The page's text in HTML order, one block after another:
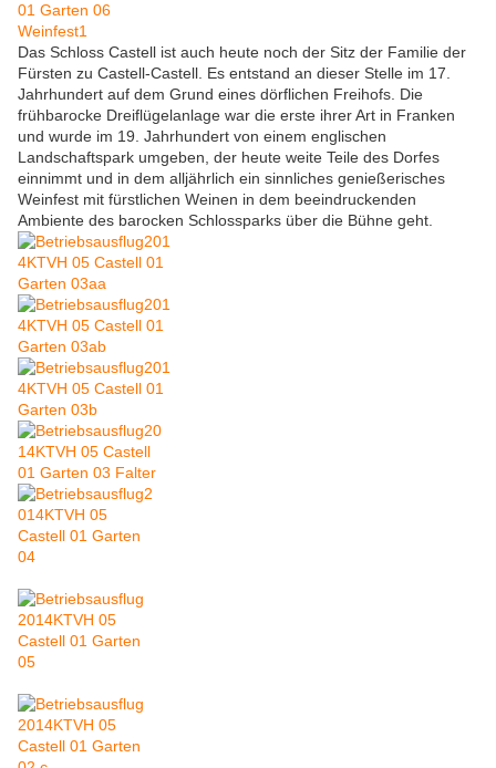
Das Schloss Castell ist auch heute noch der Sitz der Familie der
Fürsten zu Castell-Castell. Es entstand an dieser Stelle im 17.
Jahrhundert auf dem Grund eines dörflichen Freihofs. Die
frühbarocke Dreiflügelanlage war die erste ihrer Art in Franken
und wurde im 19. Jahrhundert von einem englischen
Landschaftspark umgeben, der heute weite Teile des Dorfes
einnimmt und in dem alljährlich ein sinnliches genießerisches
Weinfest mit fürstlichen Weinen in dem beeindruckenden
Ambiente des barocken Schlossparks über die Bühne geht.